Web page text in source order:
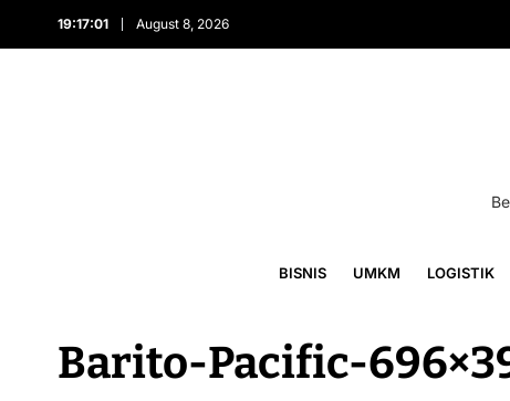
19:17:01 August 8, 2026
BISNIS UMKM LOGISTIK
Barito-Pacific-